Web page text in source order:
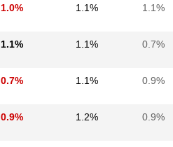
1.0% 1.1% 1.1%
1.1% 1.1% 0.7%
0.7% 1.1% 0.9%
0.9% 1.2% 0.9%